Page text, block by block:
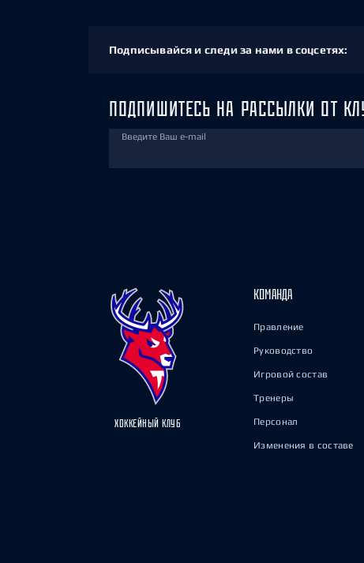
Подписывайся и следи за нами в соцсетях:
ПОДПИШИТЕСЬ НА РАССЫЛКИ ОТ
Введите Ваш e-mail
ХОККЕЙНЫЙ КЛУБ
КОМАНДА
Правление
Руководство
Игровой состав
Тренеры
Персонал
Изменения в составе